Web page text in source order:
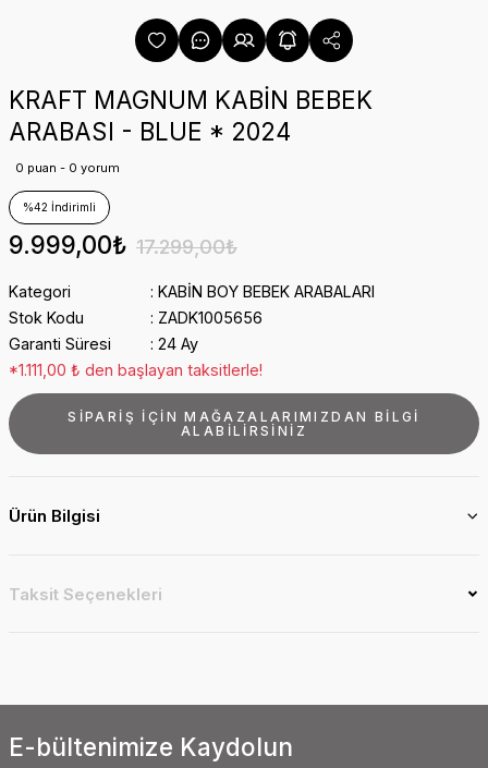
KRAFT MAGNUM KABİN BEBEK
ARABASI - BLUE * 2024
0 puan - 0 yorum
%42 İndirimli
9.999,00₺ 17.299,00₺
Kategori
KABİN BOY BEBEK ARABALARI
Stok Kodu
ZADK1005656
Garanti Süresi
24 Ay
*1.111,00 ₺ den başlayan taksitlerle!
SİPARİŞ İÇİN MAĞAZALARIMIZDAN BİLGİ
ALABİLİRSİNİZ
Ürün Bilgisi
Taksit Seçenekleri
E-bültenimize Kaydolun